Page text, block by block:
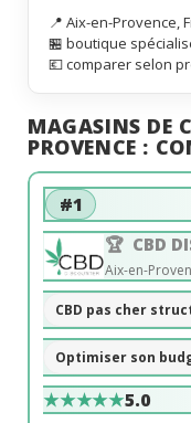
📍 Aix-en-Provence,
🏪 boutique
💶 comparer selon
MAGASINS DE
PROVENCE :
#1
CBD
Aix-en-
CBD pas cher
Optimiser son
★★★★★5.0